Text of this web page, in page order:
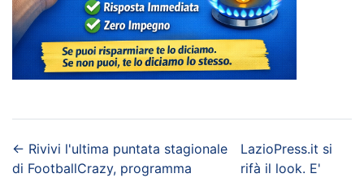
← Rivivi l'ultima puntata stagionale
di FootballCrazy, programma
LazioPress.it si
rifà il look. E'